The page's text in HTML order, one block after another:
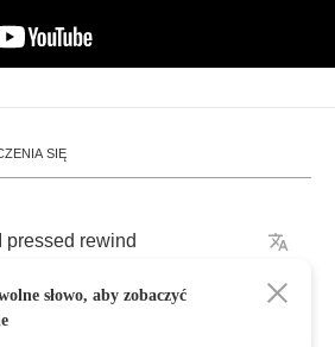
SIĘ
pressed rewind
no
słowo, aby zobaczyć